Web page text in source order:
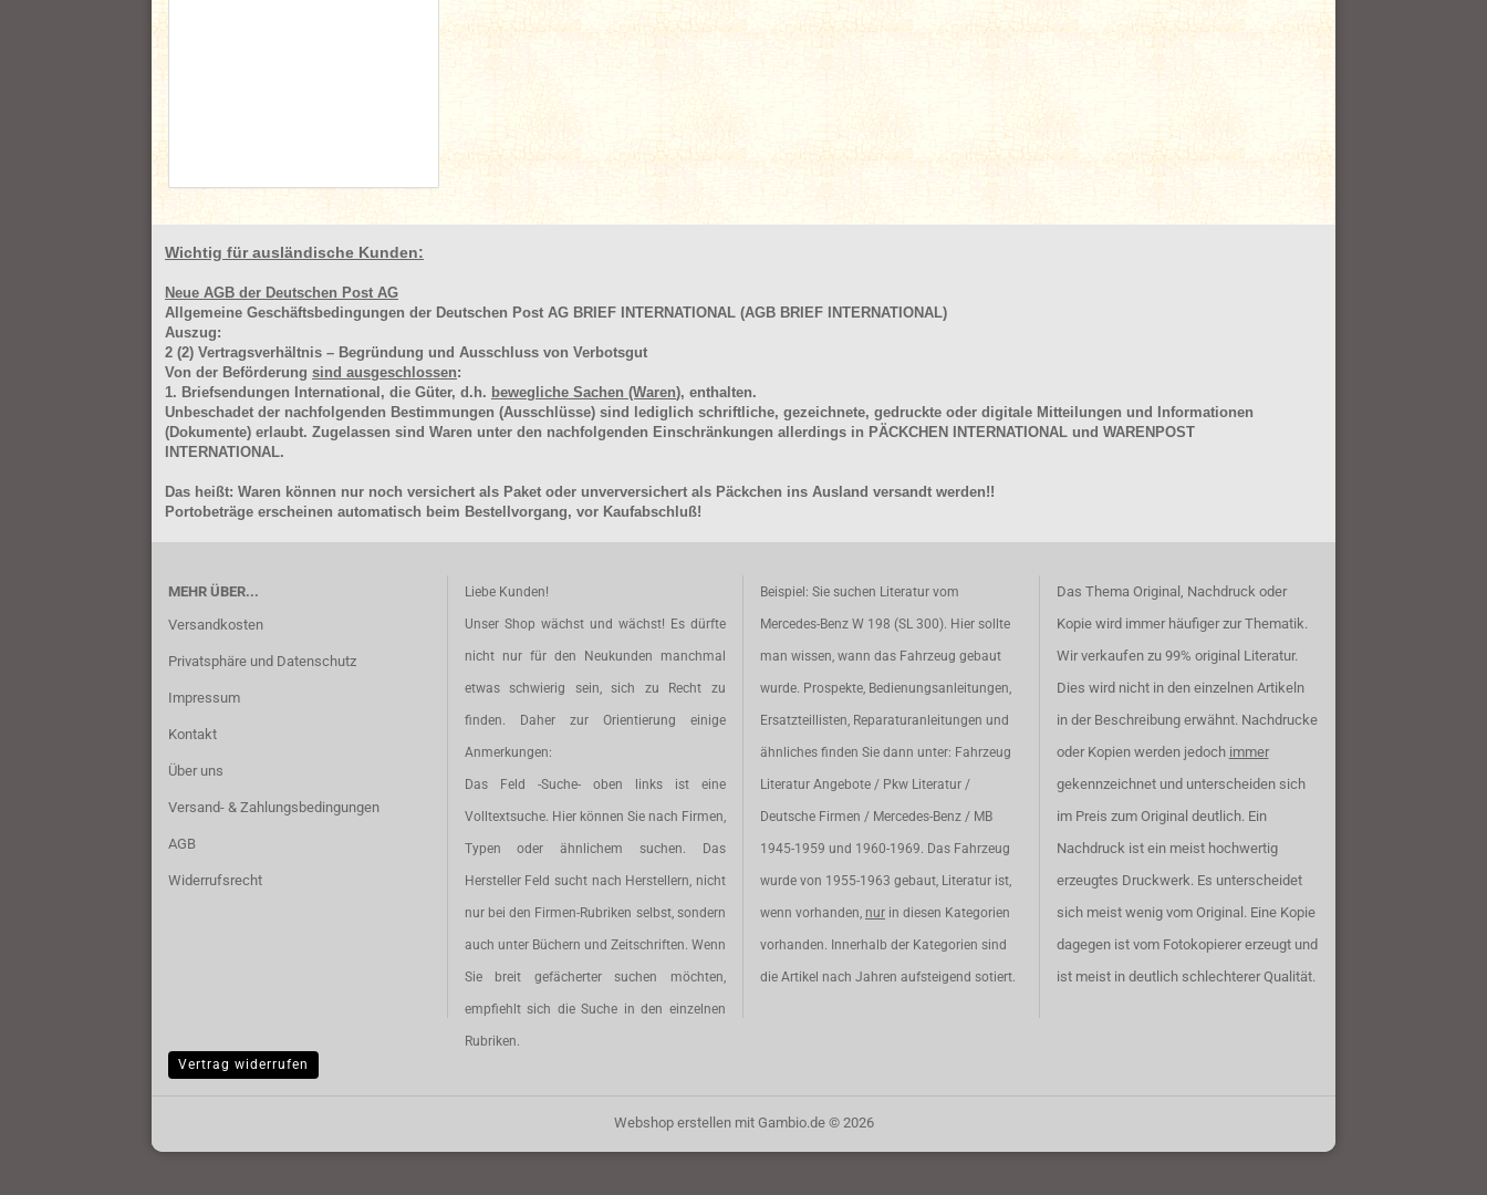
Wichtig für ausländische Kunden:
Neue AGB der Deutschen Post AG
Allgemeine Geschäftsbedingungen der Deutschen Post AG BRIEF INTERNATIONAL (AGB BRIEF INTERNATIONAL)
Auszug:
2 (2) Vertragsverhältnis – Begründung und Ausschluss von Verbotsgut
Von der Beförderung sind ausgeschlossen:
1. Briefsendungen International, die Güter, d.h. bewegliche Sachen (Waren), enthalten.
Unbeschadet der nachfolgenden Bestimmungen (Ausschlüsse) sind lediglich schriftliche, gezeichnete, gedruckte oder digitale Mitteilungen und Informationen
(Dokumente) erlaubt. Zugelassen sind Waren unter den nachfolgenden Einschränkungen allerdings in PÄCKCHEN INTERNATIONAL und WARENPOST
INTERNATIONAL.
Das heißt: Waren können nur noch versichert als Paket oder unverversichert als Päckchen ins Ausland versandt werden!!
Portobeträge erscheinen automatisch beim Bestellvorgang, vor Kaufabschluß!
MEHR ÜBER...
Versandkosten
Privatsphäre und Datenschutz
Impressum
Kontakt
Über uns
Versand- & Zahlungsbedingungen
AGB
Widerrufsrecht
Liebe Kunden!
Unser Shop wächst und wächst! Es dürfte
nicht nur für den Neukunden manchmal
etwas schwierig sein, sich zu Recht zu
finden. Daher zur Orientierung einige
Anmerkungen:
Das Feld -Suche- oben links ist eine
Volltextsuche. Hier können Sie nach Firmen,
Typen oder ähnlichem suchen. Das
Hersteller Feld sucht nach Herstellern, nicht
nur bei den Firmen-Rubriken selbst, sondern
auch unter Büchern und Zeitschriften. Wenn
Sie breit gefächerter suchen möchten,
empfiehlt sich die Suche in den einzelnen
Rubriken.
Beispiel: Sie suchen Literatur vom
Mercedes-Benz W 198 (SL 300). Hier sollte
man wissen, wann das Fahrzeug gebaut
wurde. Prospekte, Bedienungsanleitungen,
Ersatzteillisten, Reparaturanleitungen und
ähnliches finden Sie dann unter: Fahrzeug
Literatur Angebote / Pkw Literatur /
Deutsche Firmen / Mercedes-Benz / MB
1945-1959 und 1960-1969. Das Fahrzeug
wurde von 1955-1963 gebaut, Literatur ist,
wenn vorhanden, nur in diesen Kategorien
vorhanden. Innerhalb der Kategorien sind
die Artikel nach Jahren aufsteigend sotiert.
Das Thema Original, Nachdruck oder
Kopie wird immer häufiger zur Thematik.
Wir verkaufen zu 99% original Literatur.
Dies wird nicht in den einzelnen Artikeln
in der Beschreibung erwähnt. Nachdrucke
oder Kopien werden jedoch immer
gekennzeichnet und unterscheiden sich
im Preis zum Original deutlich. Ein
Nachdruck ist ein meist hochwertig
erzeugtes Druckwerk. Es unterscheidet
sich meist wenig vom Original. Eine Kopie
dagegen ist vom Fotokopierer erzeugt und
ist meist in deutlich schlechterer Qualität.
Vertrag widerrufen
Webshop erstellenmit Gambio.de © 2026